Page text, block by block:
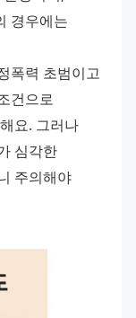
경우에는
폭력 초범이고
건으로
요. 그러나
심각한
주의해야